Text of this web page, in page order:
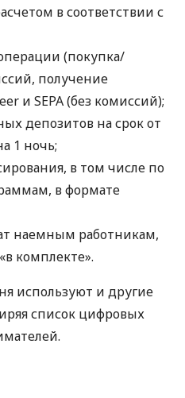
в соответствии с
(покупка/
получение
и SEPA (без комиссий);
депозитов на срок от
1 ночь;
в том числе по
в формате
наемным работникам,
комплекте».
используют и другие
список цифровых